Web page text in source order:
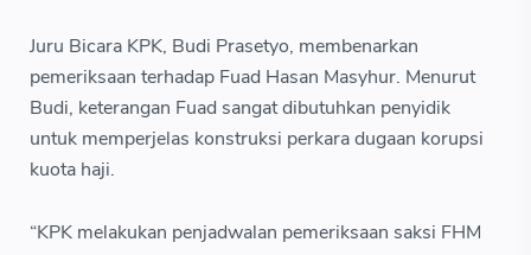
Juru Bicara KPK, Budi Prasetyo, membenarkan
pemeriksaan terhadap Fuad Hasan Masyhur. Menurut
Budi, keterangan Fuad sangat dibutuhkan penyidik
untuk memperjelas konstruksi perkara dugaan korupsi
kuota haji.
“KPK melakukan penjadwalan pemeriksaan saksi FHM